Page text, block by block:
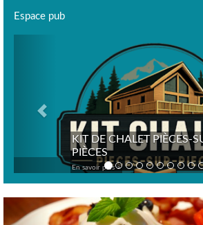
Espace pub
KIT DE CHALET PIÈCES-SUR-
PIÈCES
En savoir plus >
Previous